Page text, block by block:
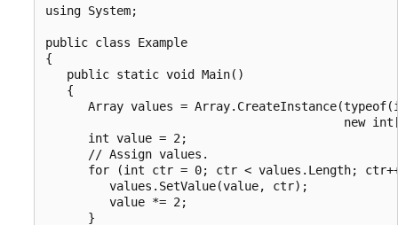
using System;
public class Example
{
   public static void Main()
   {
Array values =
new
      int value = 2;
      // Assign values.
for (int ctr = 0; ctr < values.Length;
         values.SetValue(value, ctr);
         value *= 2;
      }